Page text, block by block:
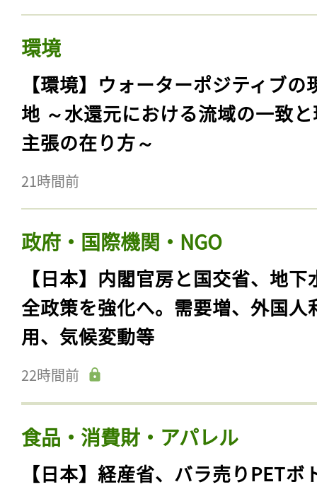
環境
【環境】ウォーターポジティブの
地 ～水還元における流域の一致
主張の在り方～
21時間前
政府・国際機関・NGO
【日本】内閣官房と国交省、地下
全政策を強化へ。需要増、外国人
用、気候変動等
22時間前
食品・消費財・アパレル
【日本】経産省、バラ売りPETボ